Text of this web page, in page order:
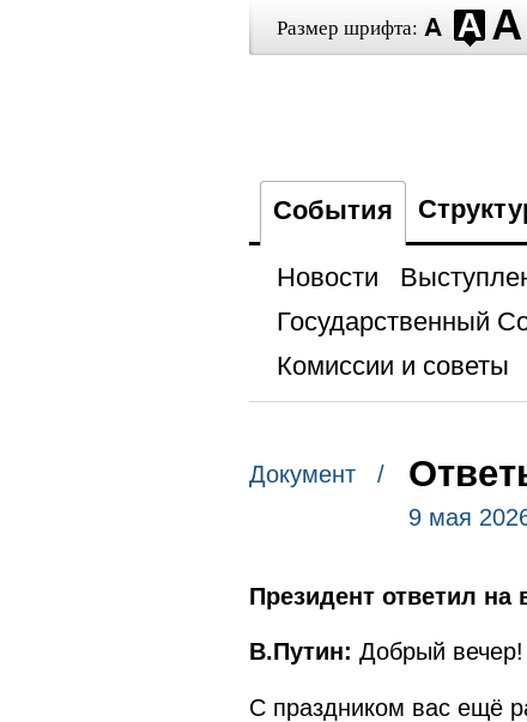
Размер шрифта:
События
Новости
Государственный
Комиссии и советы
Документ /
9 мая
Президент ответил
В.Путин: Добрый вечер!
С праздником вас ещё